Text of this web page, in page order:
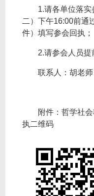
1.请各单位落
二）下午16:00前通
件）填写参会回执；
2.请参会人员提
联系人：胡老
附件：哲学社
执二维码